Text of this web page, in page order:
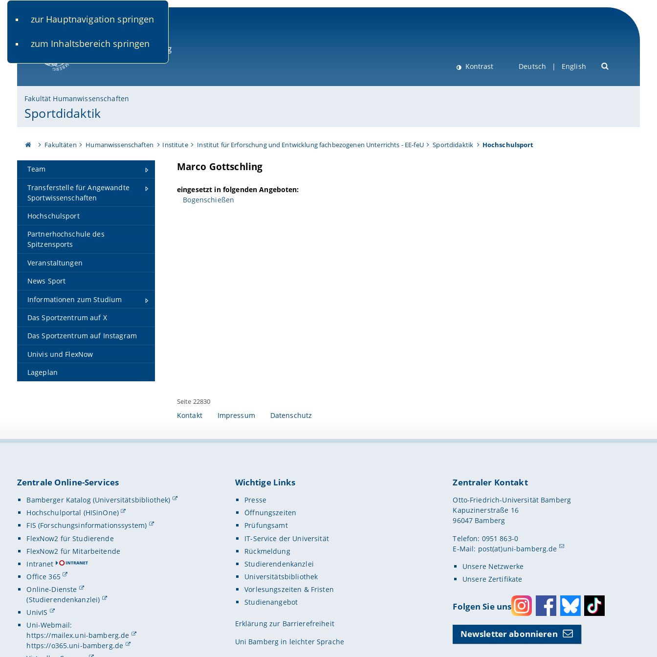
zur Hauptnavigation springen
zum Inhaltsbereich springen
Kontrast Deutsch English
Fakultät Humanwissenschaften
Sportdidaktik
Fakultäten Humanwissenschaften Institute Institut für Erforschung und Entwicklung fachbezogenen Unterrichts - EE-feU Sportdidaktik Hochschulsport
Team
Transferstelle für Angewandte
Sportwissenschaften
Hochschulsport
Partnerhochschule des
Spitzensports
Veranstaltungen
News Sport
Informationen zum Studium
Das Sportzentrum auf X
Das Sportzentrum auf Instagram
Univis und FlexNow
Lageplan
Marco Gottschling
eingesetzt in folgenden Angeboten:
Bogenschießen
Seite 22830
Kontakt Impressum Datenschutz
Zentrale Online-Services
Bamberger Katalog (Universitätsbibliothek)
Hochschulportal (HISinOne)
FIS (Forschungsinformationssystem)
FlexNow2 für Studierende
FlexNow2 für Mitarbeitende
Intranet
Office 365
Online-Dienste
(Studierendenkanzlei)
UnivIS
Uni-Webmail:
https://mailex.uni-bamberg.de
https://o365.uni-bamberg.de
Wichtige Links
Presse
Öffnungszeiten
Prüfungsamt
IT-Service der Universität
Rückmeldung
Studierendenkanzlei
Universitätsbibliothek
Vorlesungszeiten & Fristen
Studienangebot
Erklärung zur Barrierefreiheit
Uni Bamberg in leichter Sprache
Zentraler Kontakt
Otto-Friedrich-Universität Bamberg
Kapuzinerstraße 16
96047 Bamberg
Telefon: 0951 863-0
E-Mail: post(at)uni-bamberg.de
Unsere Netzwerke
Unsere Zertifikate
Folgen Sie uns
InstagramFacebook
Bluesky
Newsletter abonnieren